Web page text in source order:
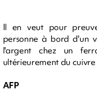
Il en veut pour
personne à bord d'un
l'argent chez un
ultérieurement du cuivre
AFP